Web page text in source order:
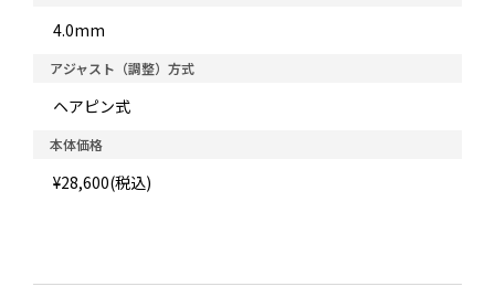
4.0mm
アジャスト（調整）方式
ヘアピン式
本体価格
¥28,600(税込)